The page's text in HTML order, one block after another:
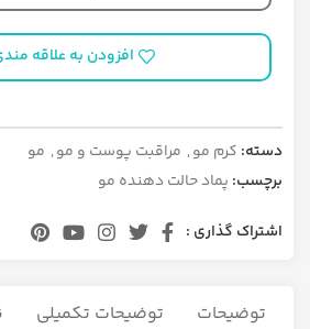
افزودن به علاقه
دسته: کرم مو, مراقبت پوست و مو, مو
برچسب: پماد حالت دهنده مو
اشتراک گذاری :
توضیحات توضیحات تکمیلی